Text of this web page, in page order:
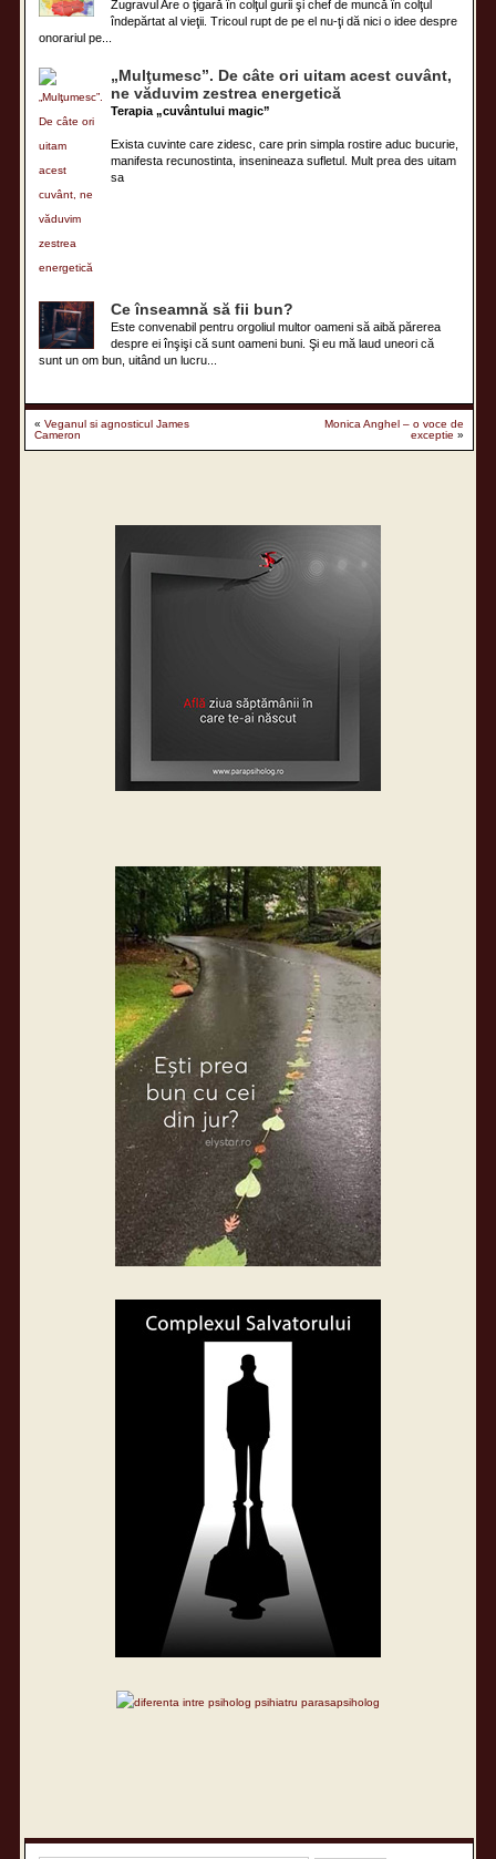
Zugravul Are o ţigară în colţul gurii şi chef de muncă în colţul
îndepărtat al vieţii. Tricoul rupt de pe el nu-ţi dă nici o idee despre
onorariul pe...
„Mulţumesc”. De câte ori uitam acest cuvânt,
ne văduvim zestrea energetică
Terapia „cuvântului magic”
Exista cuvinte care zidesc, care prin simpla rostire aduc bucurie,
manifesta recunostinta, insenineaza sufletul. Mult prea des uitam
sa
Ce înseamnă să fii bun?
Este convenabil pentru orgoliul multor oameni să aibă părerea
despre ei înşişi că sunt oameni buni. Şi eu mă laud uneori că
sunt un om bun, uitând un lucru...
«Veganul si agnosticul James
Cameron
Monica Anghel – o voce de
exceptie »